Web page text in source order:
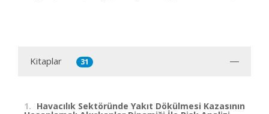
Kitaplar 31
1. Havacılık Sektöründe Yakıt Dökülmesi Kazasının